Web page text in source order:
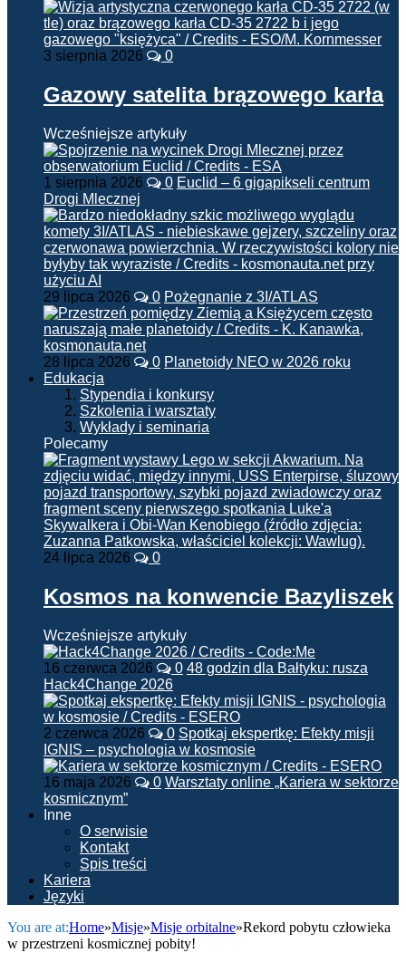
3 sierpnia 2026 0
Gazowy satelita brązowego karła
Wcześniejsze artykuły
1 sierpnia 2026 0 Euclid – 6 gigapikseli centrum
Drogi Mlecznej
29 lipca 2026 0 Pożegnanie z 3I/ATLAS
28 lipca 2026 0 Planetoidy NEO w 2026 roku
Edukacja
Stypendia i konkursy
Szkolenia i warsztaty
Wykłady i seminaria
Polecamy
24 lipca 2026 0
Kosmos na konwencie Bazyliszek
Wcześniejsze artykuły
16 czerwca 2026 0 48 godzin dla Bałtyku: rusza
Hack4Change 2026
2 czerwca 2026 0 Spotkaj ekspertkę: Efekty misji
IGNIS – psychologia w kosmosie
16 maja 2026 0 Warsztaty online „Kariera w sektorze
kosmicznym”
Inne
O serwisie
Kontakt
Spis treści
Kariera
Języki
You are at:Home»Misje»Misje orbitalne»Rekord pobytu człowieka
w przestrzeni kosmicznej pobity!